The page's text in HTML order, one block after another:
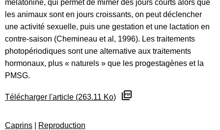
mélatonine, qui permet de mimer des jours courts alors que
les animaux sont en jours croissants, on peut déclencher
une activité sexuelle, puis une gestation et une lactation en
contre-saison (Chemineau et al, 1996). Les traitements
photopériodiques sont une alternative aux traitements
hormonaux, plus « naturels » que les progestagènes et la
PMSG.
Télécharger l'article (263.11 Ko)
Caprins Reproduction